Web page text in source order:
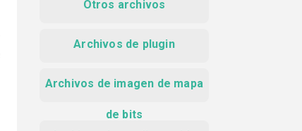
Otros archivos
Archivos de plugin
Archivos de imagen de mapa
de bits